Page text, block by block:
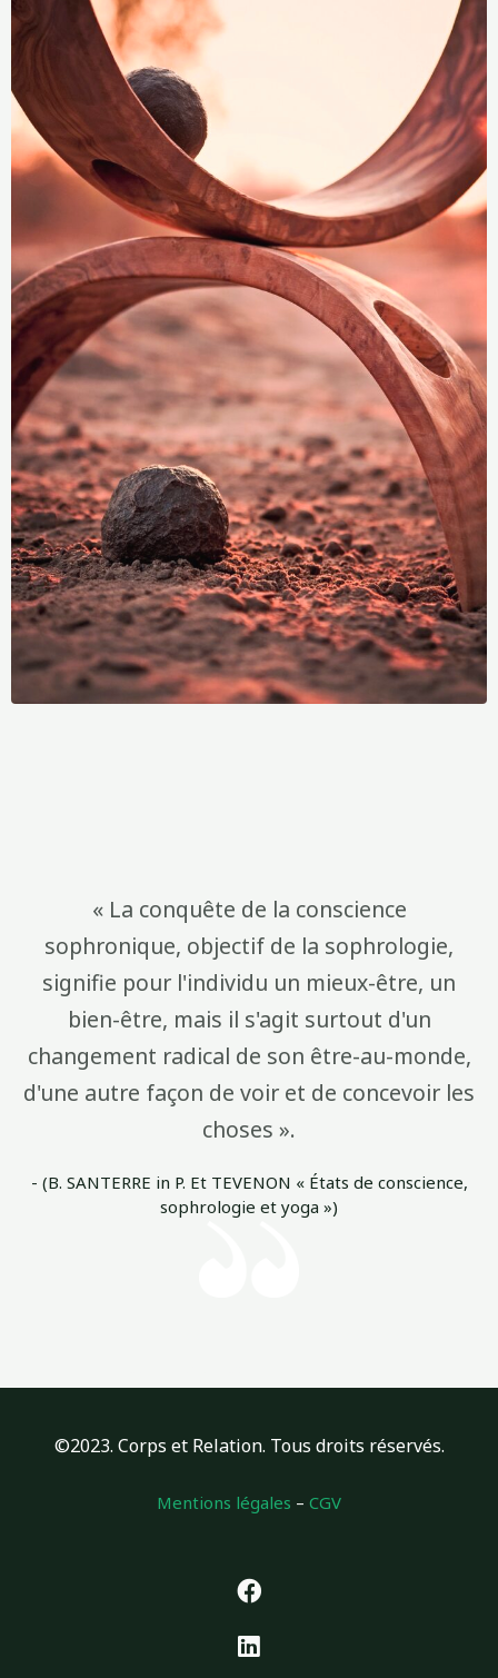
« La conquête de la conscience
sophronique, objectif de la sophrologie,
signifie pour l'individu un mieux-être, un
bien-être, mais il s'agit surtout d'un
changement radical de son être-au-monde,
d'une autre façon de voir et de concevoir les
choses ».
- (B. SANTERRE in P. Et TEVENON « États de conscience,
sophrologie et yoga »)
©2023. Corps et Relation. Tous droits réservés.
Mentions légales – CGV